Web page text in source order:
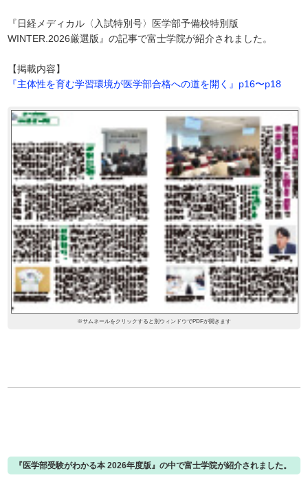
『日経メディカル〈入試特別号〉医学部予備校特別版
WINTER.2026厳選版』の記事で富士学院が紹介されました。
【掲載内容】
『主体性を育む学習環境が医学部合格への道を開く』p16〜p18
※サムネールをクリックすると別ウィンドウでPDFが開きます
『医学部受験がわかる本 2026年度版』の中で富士学院が紹介されました。